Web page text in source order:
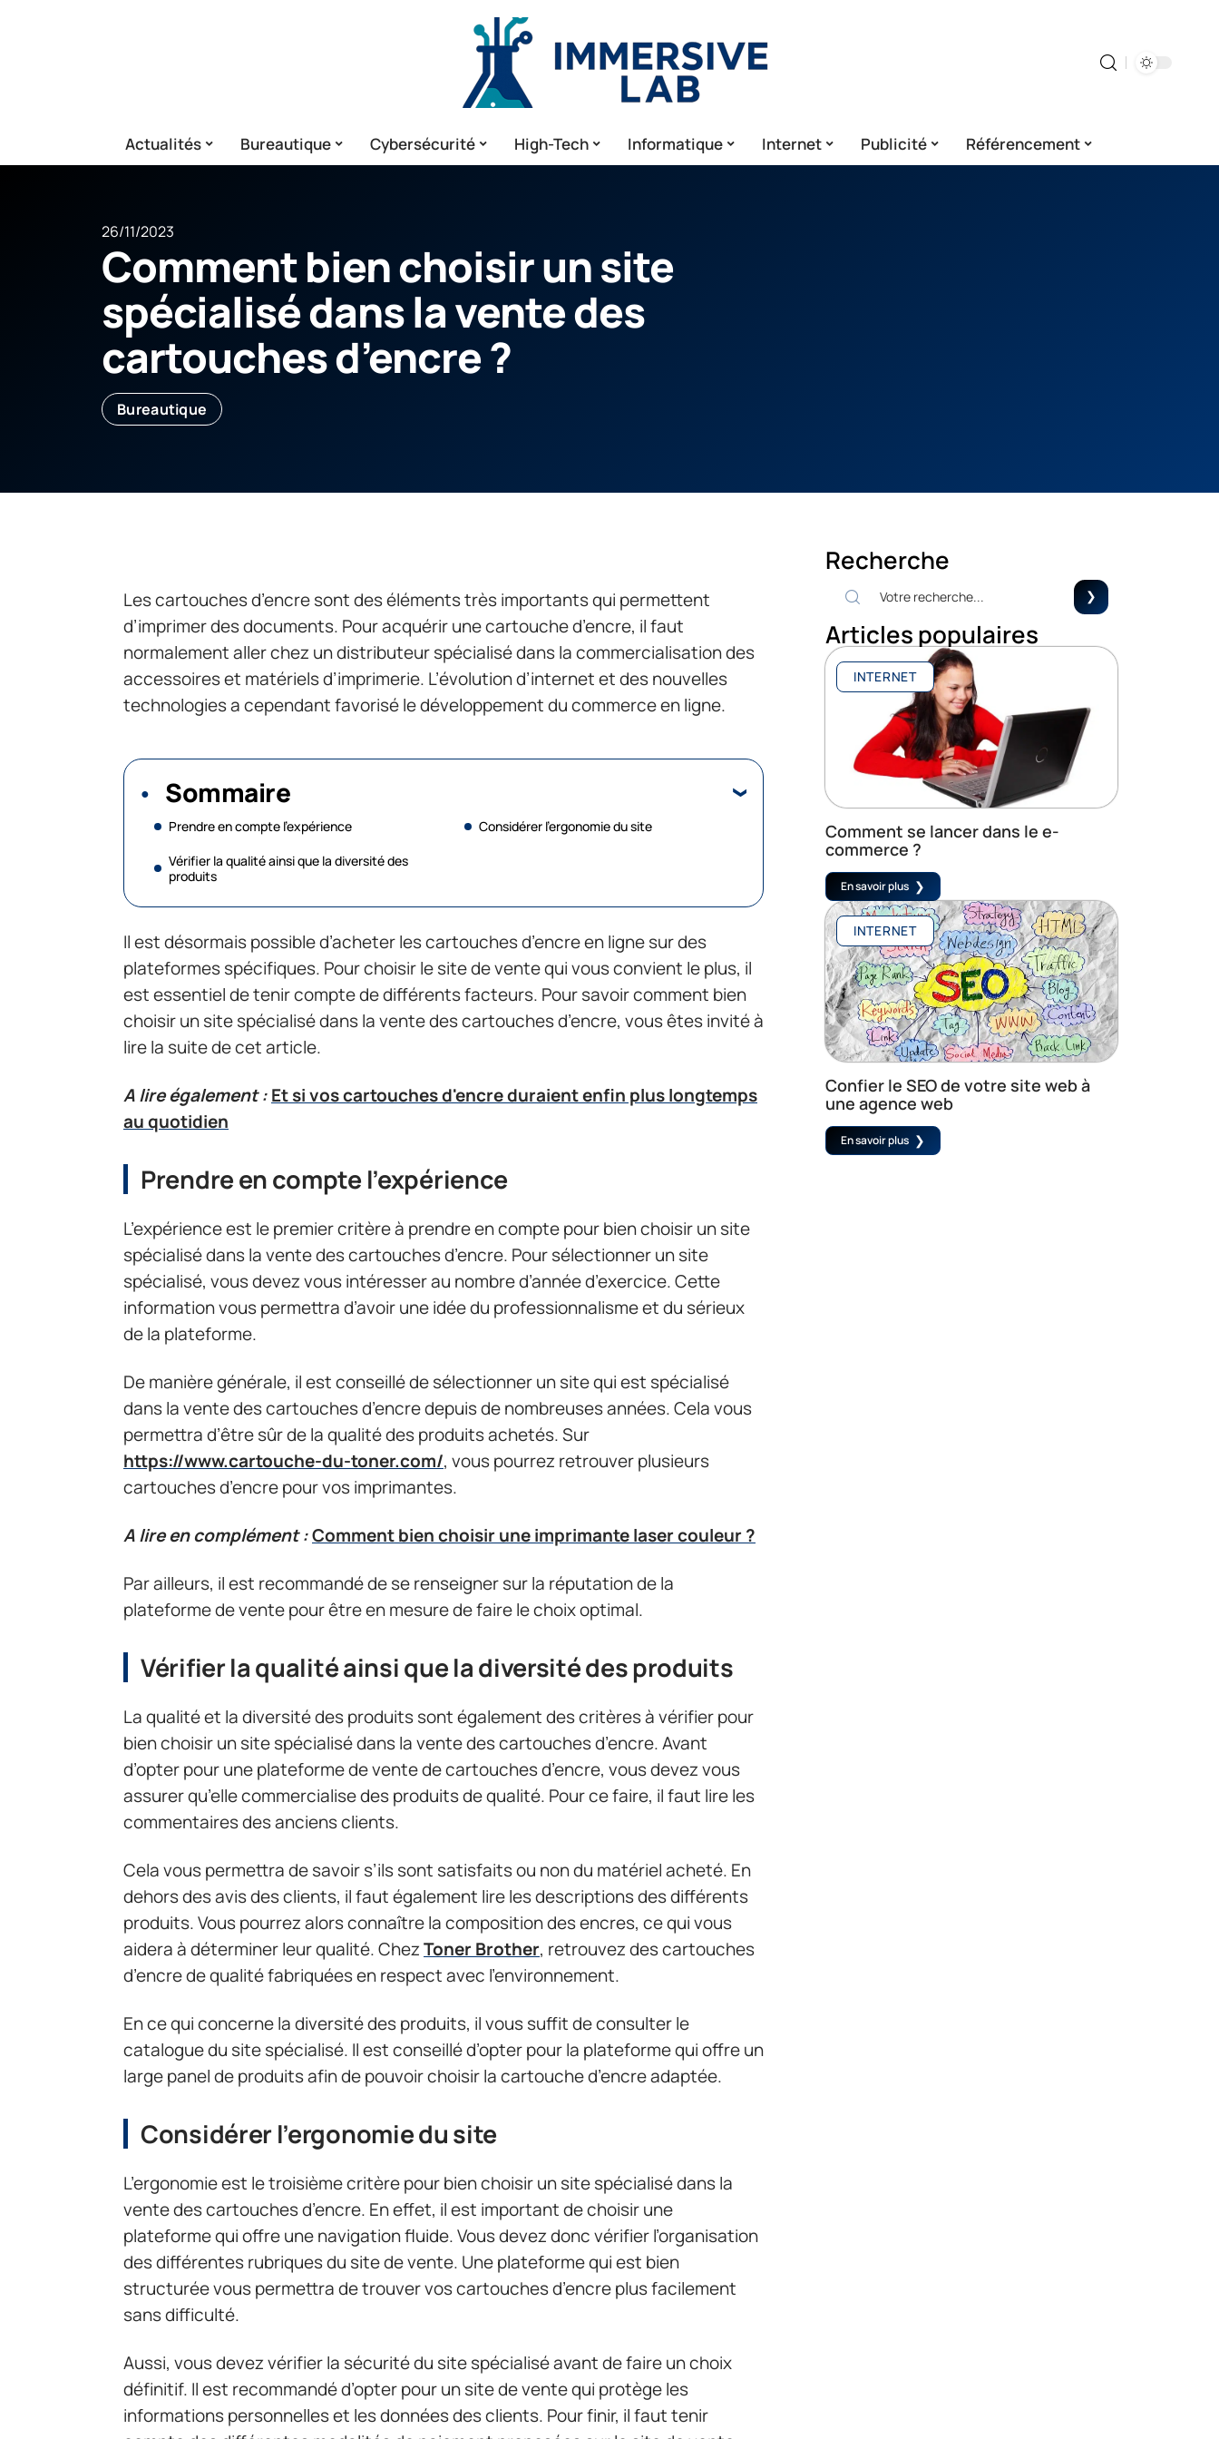
Actualités Bureautique Cybersécurité High-Tech Informatique Internet Publicité Référencement
26/11/2023
Comment bien choisir un site
spécialisé dans la vente des
cartouches d’encre ?
Bureautique
Les cartouches d’encre sont des éléments très importants qui permettent
d’imprimer des documents. Pour acquérir une cartouche d’encre, il faut
normalement aller chez un distributeur spécialisé dans la commercialisation des
accessoires et matériels d’imprimerie. L’évolution d’internet et des nouvelles
technologies a cependant favorisé le développement du commerce en ligne.
Sommaire
Prendre en compte l’expérience
Vérifier la qualité ainsi que la diversité des
produits
Considérer l’ergonomie du site
Il est désormais possible d’acheter les cartouches d’encre en ligne sur des
plateformes spécifiques. Pour choisir le site de vente qui vous convient le plus, il
est essentiel de tenir compte de différents facteurs. Pour savoir comment bien
choisir un site spécialisé dans la vente des cartouches d’encre, vous êtes invité à
lire la suite de cet article.
A lire également :Et si vos cartouches d'encre duraient enfin plus longtemps
au quotidien
Prendre en compte l’expérience
L’expérience est le premier critère à prendre en compte pour bien choisir un site
spécialisé dans la vente des cartouches d’encre. Pour sélectionner un site
spécialisé, vous devez vous intéresser au nombre d’année d’exercice. Cette
information vous permettra d’avoir une idée du professionnalisme et du sérieux
de la plateforme.
De manière générale, il est conseillé de sélectionner un site qui est spécialisé
dans la vente des cartouches d’encre depuis de nombreuses années. Cela vous
permettra d’être sûr de la qualité des produits achetés. Sur
https://www.cartouche-du-toner.com/, vous pourrez retrouver plusieurs
cartouches d’encre pour vos imprimantes.
A lire en complément :Comment bien choisir une imprimante laser couleur ?
Par ailleurs, il est recommandé de se renseigner sur la réputation de la
plateforme de vente pour être en mesure de faire le choix optimal.
Vérifier la qualité ainsi que la diversité des produits
La qualité et la diversité des produits sont également des critères à vérifier pour
bien choisir un site spécialisé dans la vente des cartouches d’encre. Avant
d’opter pour une plateforme de vente de cartouches d’encre, vous devez vous
assurer qu’elle commercialise des produits de qualité. Pour ce faire, il faut lire les
commentaires des anciens clients.
Cela vous permettra de savoir s’ils sont satisfaits ou non du matériel acheté. En
dehors des avis des clients, il faut également lire les descriptions des différents
produits. Vous pourrez alors connaître la composition des encres, ce qui vous
aidera à déterminer leur qualité. ChezToner Brother, retrouvez des cartouches
d’encre de qualité fabriquées en respect avec l’environnement.
En ce qui concerne la diversité des produits, il vous suffit de consulter le
catalogue du site spécialisé. Il est conseillé d’opter pour la plateforme qui offre un
large panel de produits afin de pouvoir choisir la cartouche d’encre adaptée.
Considérer l’ergonomie du site
L’ergonomie est le troisième critère pour bien choisir un site spécialisé dans la
vente des cartouches d’encre. En effet, il est important de choisir une
plateforme qui offre une navigation fluide. Vous devez donc vérifier l’organisation
des différentes rubriques du site de vente. Une plateforme qui est bien
structurée vous permettra de trouver vos cartouches d’encre plus facilement
sans difficulté.
Aussi, vous devez vérifier la sécurité du site spécialisé avant de faire un choix
définitif. Il est recommandé d’opter pour un site de vente qui protège les
informations personnelles et les données des clients. Pour finir, il faut tenir
Recherche
Articles populaires
INTERNET
Comment se lancer dans le e-
commerce ?
En savoir plus
INTERNET
Confier le SEO de votre site web à
une agence web
En savoir plus